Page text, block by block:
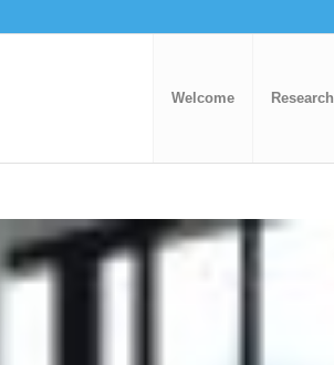
Welcome Research